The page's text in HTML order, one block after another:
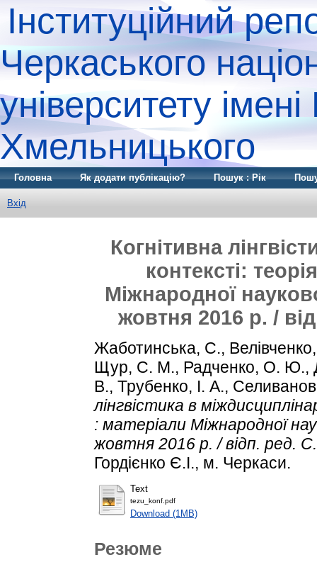
Інституційний
Черкаського
університету
Хмельницького
Головна Як додати публікацію? Пошук : Рік
Вхід
Когнітивна
контексті:
Міжнародної
жовтня 2016 р. /
Жаботинська, С.,
Щур, С. М., Радченко, О. Ю.,
В., Трубенко, І. А.,
лінгвістика в
: матеріали Міжнародної
жовтня 2016 р. / відп. ред.
Гордієнко Є.І., м. Черкаси.
Text
tezu_konf.pdf
Download (1MB)
Резюме